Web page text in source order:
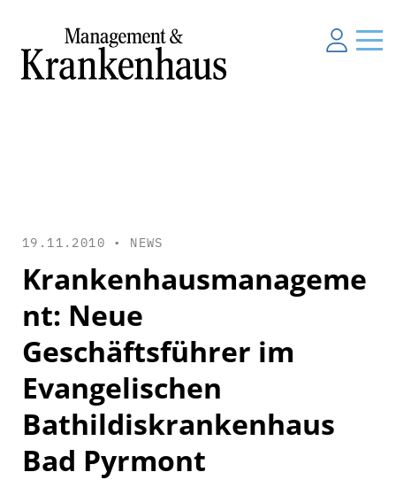
19.11.2010 • NEWS
Krankenhausmanageme
nt: Neue
Geschäftsführer im
Evangelischen
Bathildiskrankenhaus
Bad Pyrmont